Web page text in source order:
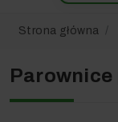
Strona główna